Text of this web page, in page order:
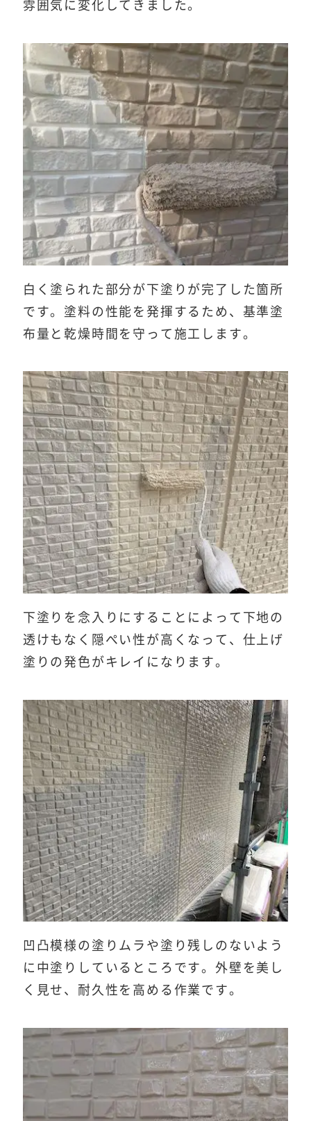
雰囲気に変化してきました。
白く塗られた部分が下塗りが完了した箇所
です。塗料の性能を発揮するため、基準塗
布量と乾燥時間を守って施工します。
下塗りを念入りにすることによって下地の
透けもなく隠ぺい性が高くなって、仕上げ
塗りの発色がキレイになります。
凹凸模様の塗りムラや塗り残しのないよう
に中塗りしているところです。外壁を美し
く見せ、耐久性を高める作業です。